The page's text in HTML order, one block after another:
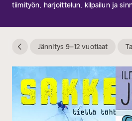
tiimityön, harjoittelun, kilpailun ja
haluavat lukea
jotka inspiroivat rakastamaan
Jännitys 9–12 vuotiaat